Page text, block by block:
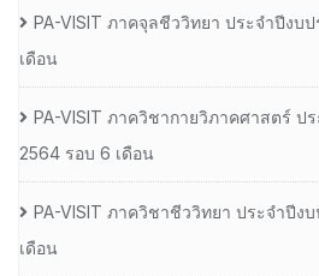
PA-VISIT ภาคจุลชีววิทยา ประจำปีงบ
เดือน
PA-VISIT ภาควิชากายวิภาคศาสตร์ ป
2564 รอบ 6 เดือน
PA-VISIT ภาควิชาชีววิทยา ประจำปีง
เดือน